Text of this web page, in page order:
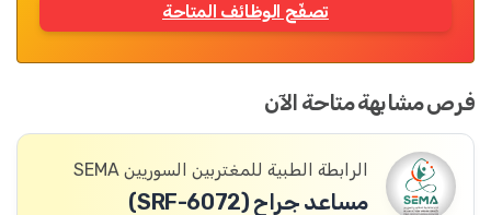
تصفّح الوظائف المتاحة
فرص مشابهة متاحة الآن
الرابطة الطبية للمغتربين السوريين SEMA
مساعد جراح (SRF-6072)